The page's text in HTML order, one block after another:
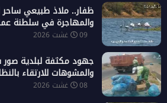
ظفار.. ملاذ طبيعي ساحر
والمهاجرة في سلطنة
09 غشت 2026
جهود مكثفة لبلدية صور
والمشوهات للارتقاء
08 غشت 2026